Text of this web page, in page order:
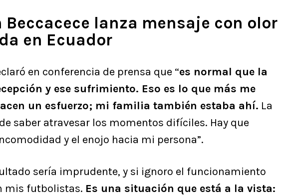
lanza mensaje con olor
en Ecuador
en conferencia de prensa que “es normal que la
y ese sufrimiento. Eso es lo que más me
un esfuerzo; mi familia también estaba ahí. La
saber atravesar los momentos difíciles. Hay que
y el enojo hacia mi persona”.
sería imprudente, y si ignoro el funcionamiento
mis futbolistas. Es una situación que está a la vista: